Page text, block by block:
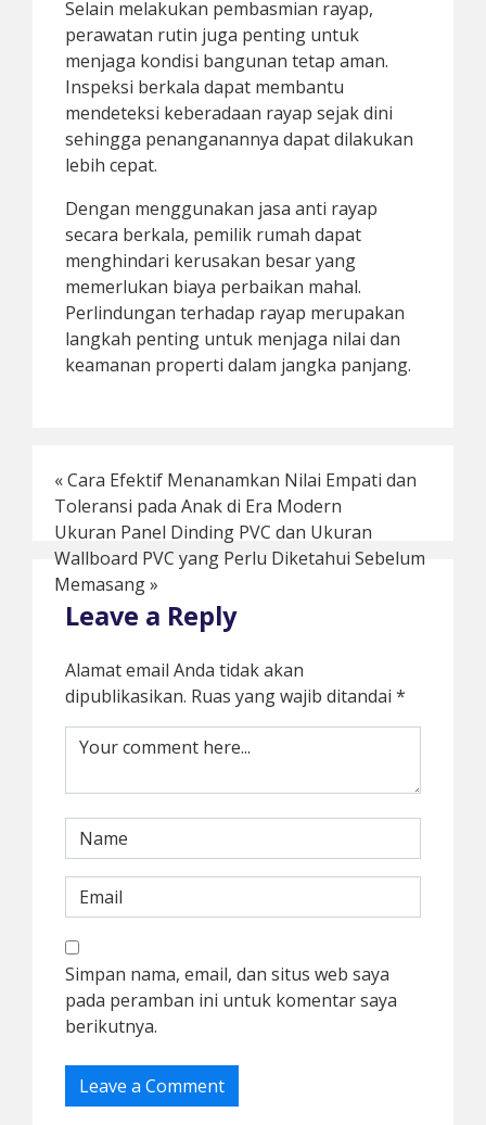
Selain melakukan pembasmian rayap,
perawatan rutin juga penting untuk
menjaga kondisi bangunan tetap aman.
Inspeksi berkala dapat membantu
mendeteksi keberadaan rayap sejak dini
sehingga penanganannya dapat dilakukan
lebih cepat.
Dengan menggunakan jasa anti rayap
secara berkala, pemilik rumah dapat
menghindari kerusakan besar yang
memerlukan biaya perbaikan mahal.
Perlindungan terhadap rayap merupakan
langkah penting untuk menjaga nilai dan
keamanan properti dalam jangka panjang.
«Cara Efektif Menanamkan Nilai Empati dan
Toleransi pada Anak di Era Modern
Ukuran Panel Dinding PVC dan Ukuran
Wallboard PVC yang Perlu Diketahui Sebelum
Memasang»
Leave a Reply
Alamat email Anda tidak akan
dipublikasikan. Ruas yang wajib ditandai *
Simpan nama, email, dan situs web saya
pada peramban ini untuk komentar saya
berikutnya.